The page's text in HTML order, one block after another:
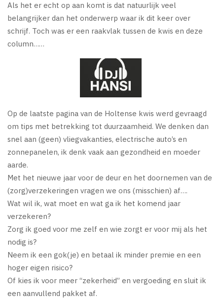
Als het er echt op aan komt is dat natuurlijk veel
belangrijker dan het onderwerp waar ik dit keer over
schrijf. Toch was er een raakvlak tussen de kwis en deze
column……
Op de laatste pagina van de Holtense kwis werd gevraagd
om tips met betrekking tot duurzaamheid. We denken dan
snel aan (geen) vliegvakanties, electrische auto’s en
zonnepanelen, ik denk vaak aan gezondheid en moeder
aarde.
Met het nieuwe jaar voor de deur en het doornemen van de
(zorg)verzekeringen vragen we ons (misschien) af….
Wat wil ik, wat moet en wat ga ik het komend jaar
verzekeren?
Zorg ik goed voor me zelf en wie zorgt er voor mij als het
nodig is?
Neem ik een gok(je) en betaal ik minder premie en een
hoger eigen risico?
Of kies ik voor meer “zekerheid” en vergoeding en sluit ik
een aanvullend pakket af.